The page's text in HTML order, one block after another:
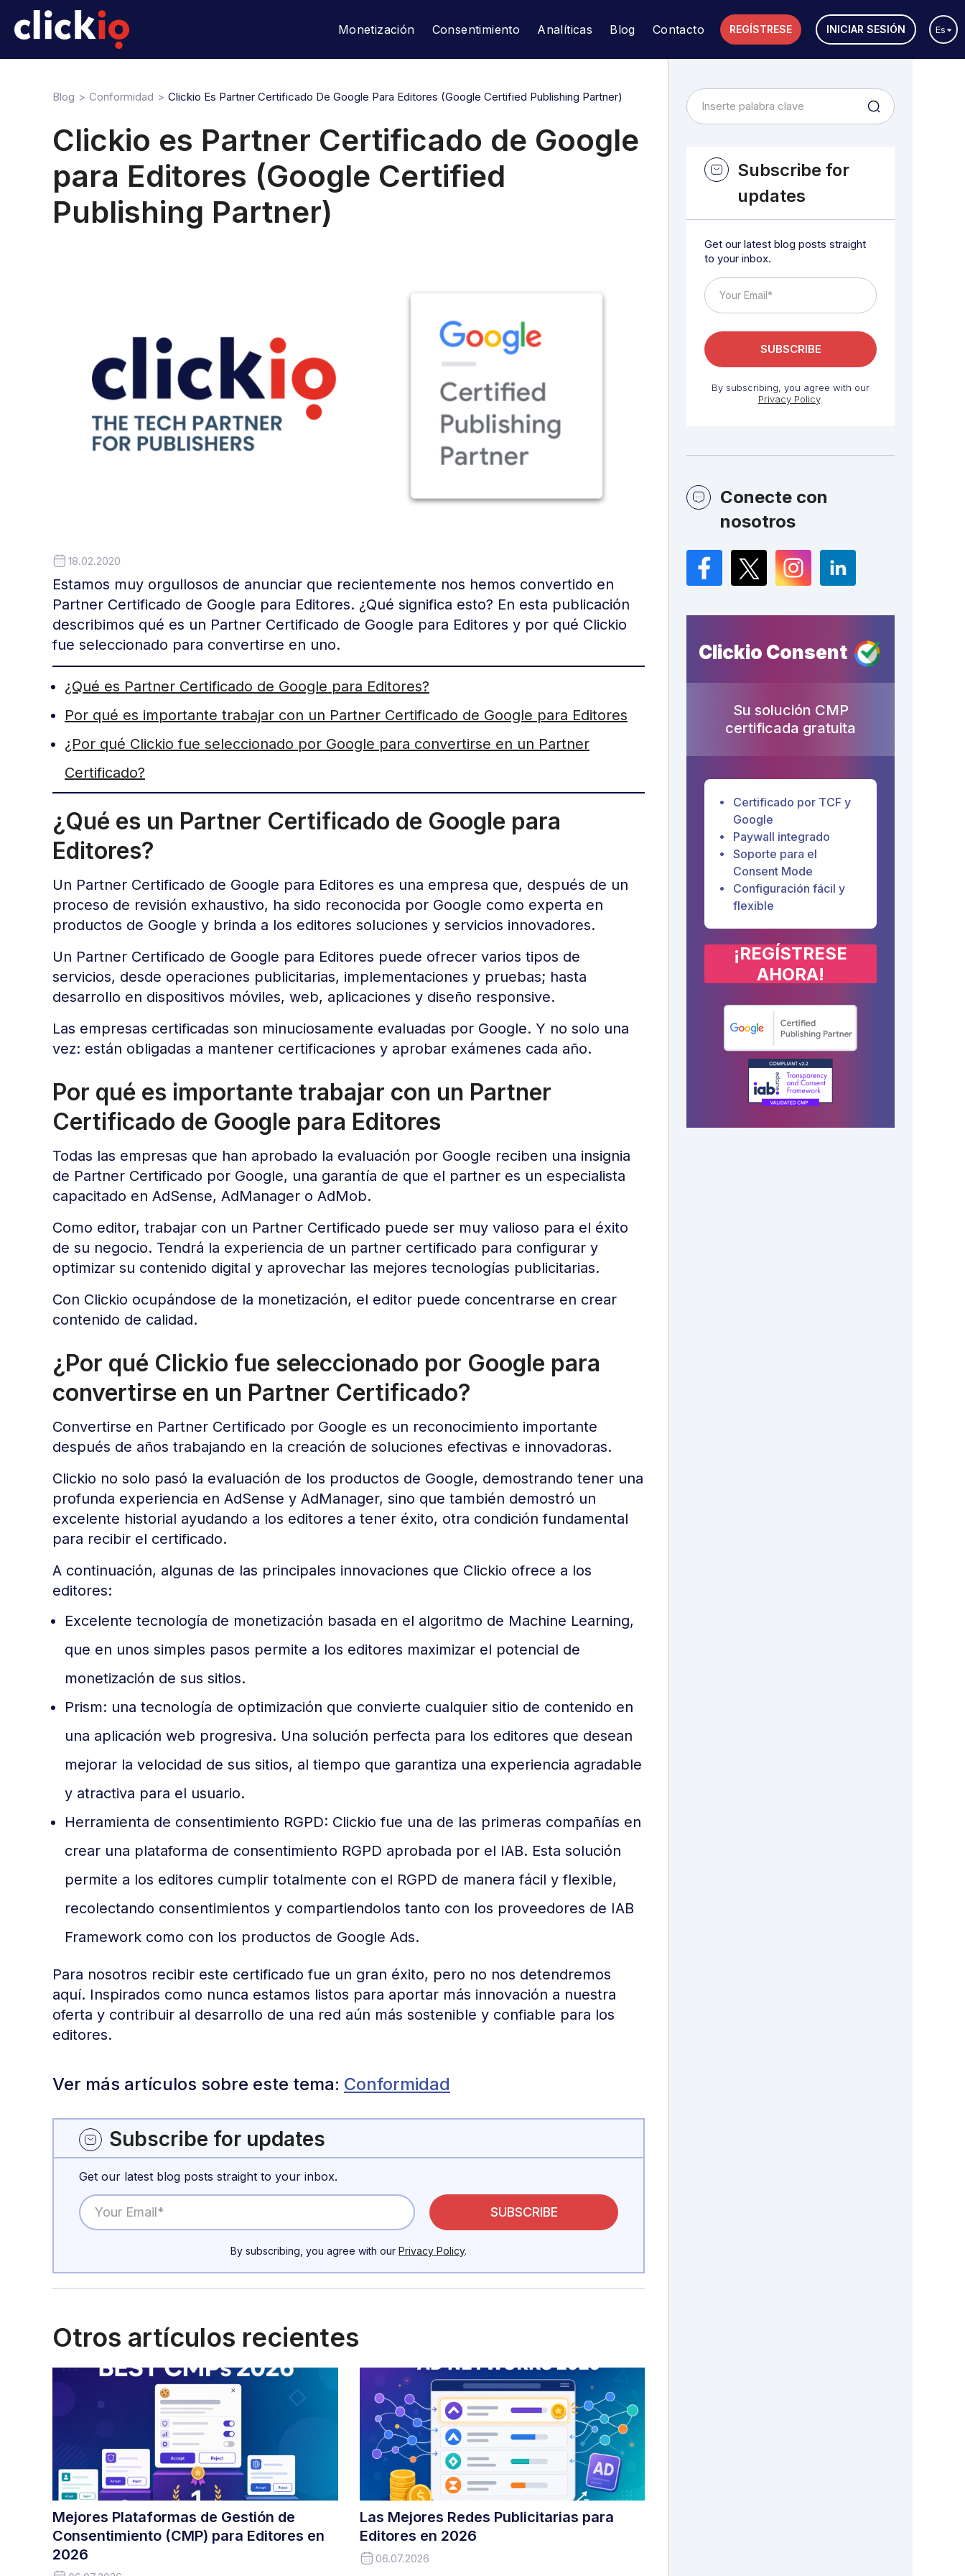
REGÍSTRESE INICIAR SESIÓN Es
Monetización Consentimiento Analíticas Blog Contacto
Blog Conformidad Clickio Es Partner Certificado De Google Para Editores (Google Certified Publishing Partner)
Clickio es Partner Certificado de Google
para Editores (Google Certified
Publishing Partner)
18.02.2020
Estamos muy orgullosos de anunciar que recientemente nos hemos convertido en
Partner Certificado de Google para Editores. ¿Qué significa esto? En esta publicación
describimos qué es un Partner Certificado de Google para Editores y por qué Clickio
fue seleccionado para convertirse en uno.
¿Qué es Partner Certificado de Google para Editores?
Por qué es importante trabajar con un Partner Certificado de Google para Editores
¿Por qué Clickio fue seleccionado por Google para convertirse en un Partner
Certificado?
¿Qué es un Partner Certificado de Google para
Editores?
Un Partner Certificado de Google para Editores es una empresa que, después de un
proceso de revisión exhaustivo, ha sido reconocida por Google como experta en
productos de Google y brinda a los editores soluciones y servicios innovadores.
Un Partner Certificado de Google para Editores puede ofrecer varios tipos de
servicios, desde operaciones publicitarias, implementaciones y pruebas; hasta
desarrollo en dispositivos móviles, web, aplicaciones y diseño responsive.
Las empresas certificadas son minuciosamente evaluadas por Google. Y no solo una
vez: están obligadas a mantener certificaciones y aprobar exámenes cada año.
Por qué es importante trabajar con un Partner
Certificado de Google para Editores
Todas las empresas que han aprobado la evaluación por Google reciben una insignia
de Partner Certificado por Google, una garantía de que el partner es un especialista
capacitado en AdSense, AdManager o AdMob.
Como editor, trabajar con un Partner Certificado puede ser muy valioso para el éxito
de su negocio. Tendrá la experiencia de un partner certificado para configurar y
optimizar su contenido digital y aprovechar las mejores tecnologías publicitarias.
Con Clickio ocupándose de la monetización, el editor puede concentrarse en crear
contenido de calidad.
¿Por qué Clickio fue seleccionado por Google para
convertirse en un Partner Certificado?
Convertirse en Partner Certificado por Google es un reconocimiento importante
después de años trabajando en la creación de soluciones efectivas e innovadoras.
Clickio no solo pasó la evaluación de los productos de Google, demostrando tener una
profunda experiencia en AdSense y AdManager, sino que también demostró un
excelente historial ayudando a los editores a tener éxito, otra condición fundamental
para recibir el certificado.
A continuación, algunas de las principales innovaciones que Clickio ofrece a los
editores:
Excelente tecnología de monetización basada en el algoritmo de Machine Learning,
que en unos simples pasos permite a los editores maximizar el potencial de
monetización de sus sitios.
Prism: una tecnología de optimización que convierte cualquier sitio de contenido en
una aplicación web progresiva. Una solución perfecta para los editores que desean
mejorar la velocidad de sus sitios, al tiempo que garantiza una experiencia agradable
y atractiva para el usuario.
Herramienta de consentimiento RGPD: Clickio fue una de las primeras compañías en
crear una plataforma de consentimiento RGPD aprobada por el IAB. Esta solución
permite a los editores cumplir totalmente con el RGPD de manera fácil y flexible,
recolectando consentimientos y compartiendolos tanto con los proveedores de IAB
Framework como con los productos de Google Ads.
Para nosotros recibir este certificado fue un gran éxito, pero no nos detendremos
aquí. Inspirados como nunca estamos listos para aportar más innovación a nuestra
oferta y contribuir al desarrollo de una red aún más sostenible y confiable para los
editores.
Ver más artículos sobre este tema: Conformidad
Subscribe for updates
Get our latest blog posts straight to your inbox.
By subscribing, you agree with our Privacy Policy.
Otros artículos recientes
Mejores Plataformas de Gestión de
Consentimiento (CMP) para Editores en
2026
Las Mejores Redes Publicitarias para
Editores en 2026
06.07.2026
Subscribe for
updates
Get our latest blog posts straight
to your inbox.
By subscribing, you agree with our
Privacy Policy.
Conecte con
nosotros
Facebook
TwitterInstagramLinkedIn
Clickio Consent
Su solución CMP
certificada gratuita
Certificado por TCF y
Google
Paywall integrado
Soporte para el
Consent Mode
Configuración fácil y
flexible
¡REGÍSTRESE
AHORA!